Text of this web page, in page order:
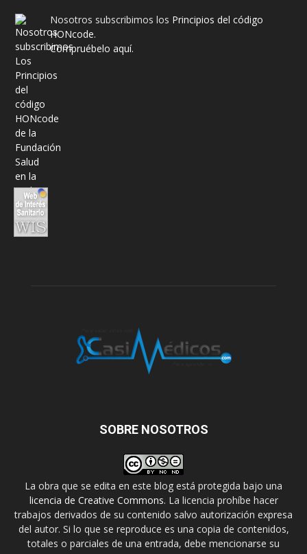
Nosotros subscribimos los Principios del código
HONcode.
Compruébelo aquí.
SOBRE NOSOTROS
La obra que se edita en este blog está protegida bajo una
licencia de Creative Commons. La licencia prohíbe hacer
trabajos derivados de su contenido salvo autorización expresa
del autor. Si lo que se reproduce es una copia de contenidos,
totales o parciales de una entrada, debe mencionarse su